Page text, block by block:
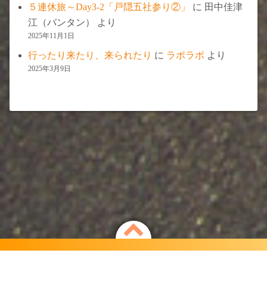
５連休旅～Day3-2「戸隠五社参り②」 に 田中佳津
江（バンタン）
より
2025年11月1日
行ったり来たり、来られたり に ラポラポ より
2025年3月9日